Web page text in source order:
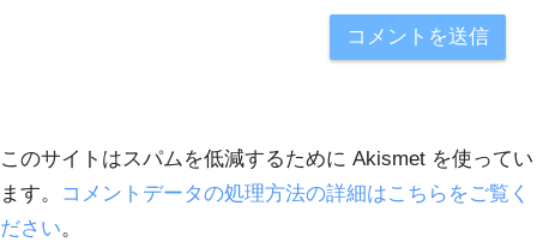
このサイトはスパムを低減するために Akismet を使ってい
ます。
コメントデータの処理方法の詳細はこちらをご覧く
ださい。